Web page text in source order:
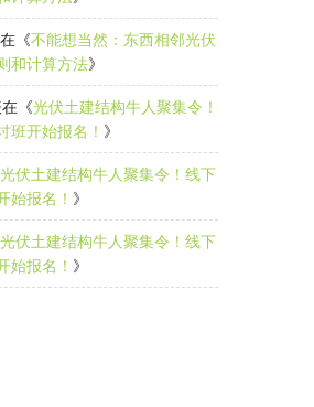
《不能想当然：东西相邻光伏
和计算方法》
《光伏土建结构牛人聚集令！
班开始报名！ 》
光伏土建结构牛人聚集令！线下
始报名！ 》
光伏土建结构牛人聚集令！线下
始报名！ 》